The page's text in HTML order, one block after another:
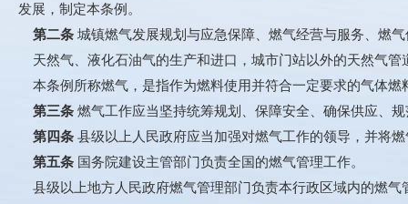
发展，制定本条例。
第二条 城镇燃气发展规划与应急保障、燃气经营与服务、燃
天然气、液化石油气的生产和进口，城市门站以外的天然气
本条例所称燃气，是指作为燃料使用并符合一定要求的气体
第三条 燃气工作应当坚持统筹规划、保障安全、确保供应、
第四条 县级以上人民政府应当加强对燃气工作的领导，并将
第五条 国务院建设主管部门负责全国的燃气管理工作。
县级以上地方人民政府燃气管理部门负责本行政区域内的燃气